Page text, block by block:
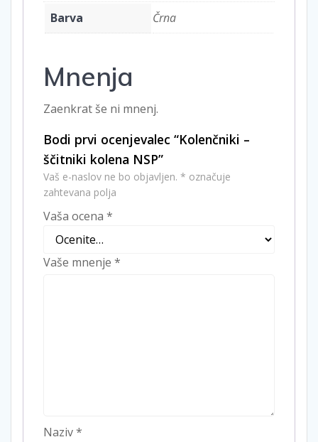
Barva Črna
Mnenja
Zaenkrat še ni mnenj.
Bodi prvi ocenjevalec “Kolenčniki –
ščitniki kolena NSP”
Vaš e-naslov ne bo objavljen. * označuje
zahtevana polja
Vaša ocena *
Vaše mnenje *
Naziv*